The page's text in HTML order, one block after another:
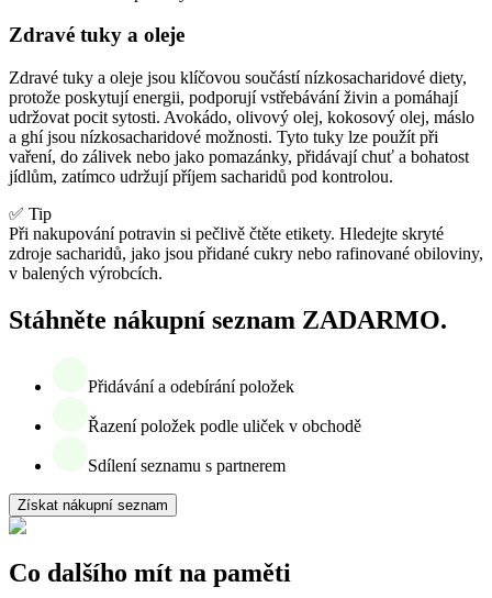
Zdravé tuky a oleje
Zdravé tuky a oleje jsou klíčovou součástí nízkosacharidové diety,
protože poskytují energii, podporují vstřebávání živin a pomáhají
udržovat pocit sytosti. Avokádo, olivový olej, kokosový olej, máslo
a ghí jsou nízkosacharidové možnosti. Tyto tuky lze použít při
vaření, do zálivek nebo jako pomazánky, přidávají chuť a bohatost
jídlům, zatímco udržují příjem sacharidů pod kontrolou.
✅ Tip
Při nakupování potravin si pečlivě čtěte etikety. Hledejte skryté
zdroje sacharidů, jako jsou přidané cukry nebo rafinované obiloviny,
v balených výrobcích.
Stáhněte nákupní seznam ZADARMO.
Přidávání a odebírání položek
Řazení položek podle uliček v obchodě
Sdílení seznamu s partnerem
Získat nákupní seznam
Co dalšího mít na paměti